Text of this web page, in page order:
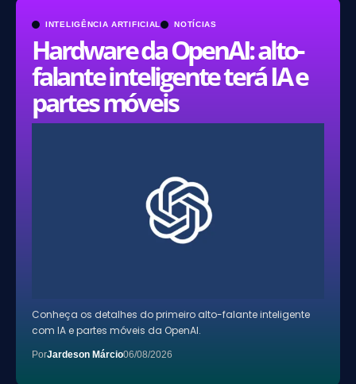
INTELIGÊNCIA ARTIFICIAL NOTÍCIAS
Hardware da OpenAI: alto-
falante inteligente terá IA e
partes móveis
Conheça os detalhes do primeiro alto-falante inteligente
com IA e partes móveis da OpenAI.
PorJardeson Márcio06/08/2026